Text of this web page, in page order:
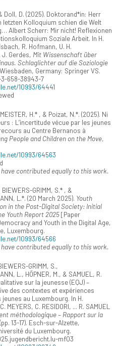
Doll, D. (2025). Doktorand*in: Herr
letzten Kolloquium schien die Welt
Albert Scherr: Mir nicht! Reflexionen
Soziale Arbeit. In H.
R. Hofmann, U. H.
Gerdes, Mit Wissenschaft über
Schlaglichter auf die Soziologie
Germany: Springer VS.
3-658-38943-7
10993/64441
H.* , & Poizat, N.*. (2025). Ni
: L’incertitude vécue par les jeunes
au Centre Bernanos à
People and Children on the Move,
10993/64563
have contributed equally to this work.
GRIMM, S.* , &
L.*. (20 March 2025). Youth
in the Post-Digital Society: Initial
Youth Report 2025[Paper
and Youth in the Digital Age,
Luxembourg.
10993/64566
have contributed equally to this work.
GRIMM, S.,
L., HÖPNER, M., & SAMUEL, R.
sur la jeunesse (EQJ) –
des contextes et expériences
au Luxembourg. In H.
MEYERS, C. RESIDORI, ... R. SAMUEL
méthodologique – Rapport sur la
(pp. 13-17). Esch-sur-Alzette,
du Luxembourg.
mf03